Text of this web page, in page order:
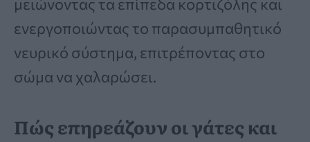
μειώνοντας τα επίπεδα κορτιζόλης και
ενεργοποιώντας το παρασυμπαθητικό
νευρικό σύστημα, επιτρέποντας στο
σώμα να χαλαρώσει.
Πώς επηρεάζουν οι γάτες και